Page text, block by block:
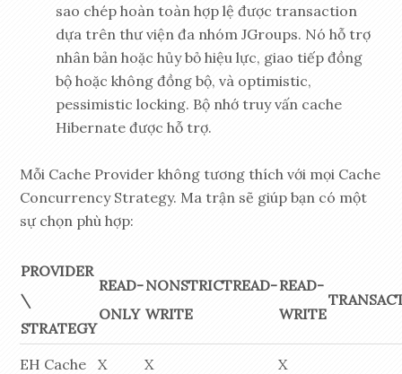
sao chép hoàn toàn hợp lệ được transaction
dựa trên thư viện đa nhóm JGroups. Nó hỗ trợ
nhân bản hoặc hủy bỏ hiệu lực, giao tiếp đồng
bộ hoặc không đồng bộ, và optimistic,
pessimistic locking. Bộ nhớ truy vấn cache
Hibernate được hỗ trợ.
Mỗi Cache Provider không tương thích với mọi Cache
Concurrency Strategy. Ma trận sẽ giúp bạn có một
sự chọn phù hợp:
PROVIDER
\
STRATEGY
READ-
ONLY
NONSTRICTREAD-
WRITE
READ-
WRITE
EH Cache X X X